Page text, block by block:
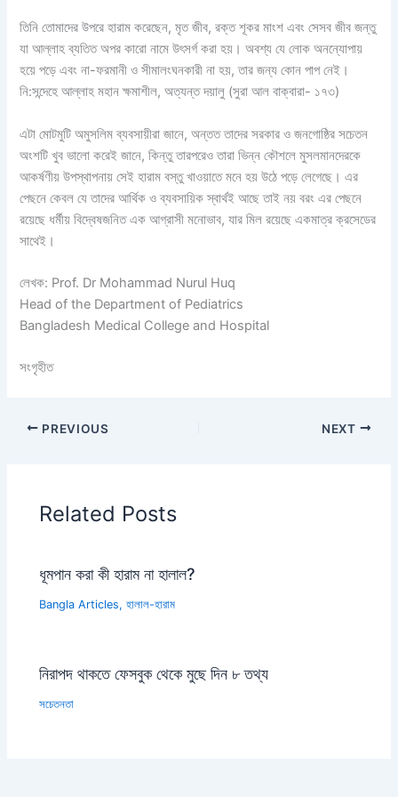
তিনি তোমাদের উপরে হারাম করেছেন, মৃত জীব, রক্ত শূকর মাংশ এবং সেসব জীব জন্তু
যা আল্লাহ ব্যতিত অপর কারো নামে উৎসর্গ করা হয়। অবশ্য যে লোক অনন্যোপায়
হয়ে পড়ে এবং না-ফরমানী ও সীমালংঘনকারী না হয়, তার জন্য কোন পাপ নেই।
নি:সন্দেহে আল্লাহ মহান ক্ষমাশীল, অত্যন্ত দয়ালু (সুরা আল বাক্বারা- ১৭৩)
এটা মোটমুটি অমুসলিম ব্যবসায়ীরা জানে, অন্তত তাদের সরকার ও জনগোষ্ঠির সচেতন
অংশটি খুব ভালো করেই জানে, কিন্তু তারপরেও তারা ভিন্ন কৌশলে মুসলমানদেরকে
আকর্ষণীয় উপস্থাপনায় সেই হারাম বস্তু খাওয়াতে মনে হয় উঠে পড়ে লেগেছে। এর
পেছনে কেবল যে তাদের আর্থিক ও ব্যবসায়িক স্বার্থই আছে তাই নয় বরং এর পেছনে
রয়েছে ধর্মীয় বিদ্বেষজনিত এক আগ্রাসী মনোভাব, যার মিল রয়েছে একমাত্র ক্রসেডের
সাথেই।
লেখক: Prof. Dr Mohammad Nurul Huq
Head of the Department of Pediatrics
Bangladesh Medical College and Hospital
সংগৃহীত
PREVIOUS NEXT
Related Posts
ধূমপান করা কী হারাম না হালাল?
Bangla Articles,হালাল-হারাম
নিরাপদ থাকতে ফেসবুক থেকে মুছে দিন ৮ তথ্য
সচেতনতা